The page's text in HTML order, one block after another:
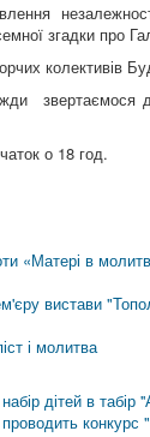
згадки про
колективів
звертаємося
о 18 год.
«Матері в
вистави
і молитва
дітей в табір
конкурс